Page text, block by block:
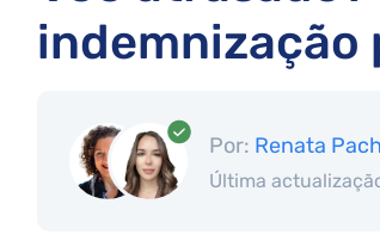
indemnização
Por: Renata
Última